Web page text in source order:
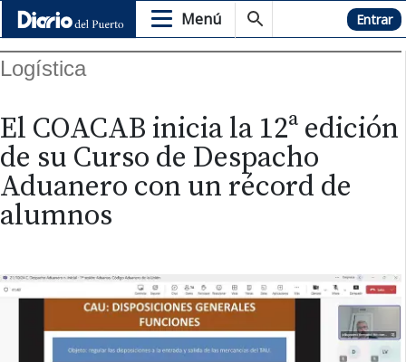
Menú Hemeroteca Entrar
Logística
El COACAB inicia la 12ª edición
de su Curso de Despacho
Aduanero con un récord de
alumnos